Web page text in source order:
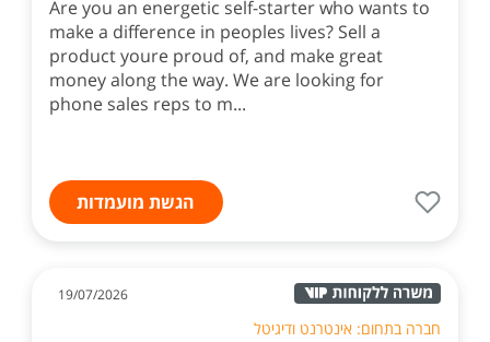
Are you an energetic self-starter who wants to
make a difference in peoples lives? Sell a
product youre proud of, and make great
money along the way. We are looking for
phone sales reps to m...
הגשת מועמדות
19/07/2026
חברה בתחום: אינטרנט ודיגיטל